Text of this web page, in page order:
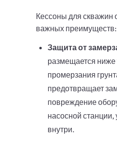
Кессоны для скважин
важных преимуществ:
Защита от
размещается ниже
промерзания
предотвращает
повреждение
насосной станции,
внутри.